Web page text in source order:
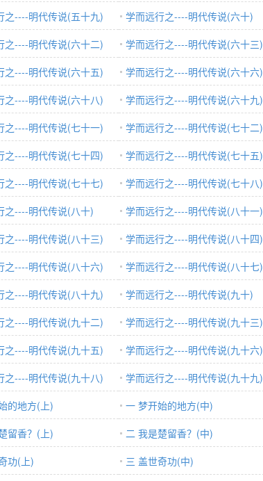
之----明代传说(五十九)
学而远行之----明代传说(六十)
之----明代传说(六十二)
学而远行之----明代传说(六十三)
之----明代传说(六十五)
学而远行之----明代传说(六十六)
之----明代传说(六十八)
学而远行之----明代传说(六十九)
之----明代传说(七十一)
学而远行之----明代传说(七十二)
之----明代传说(七十四)
学而远行之----明代传说(七十五)
之----明代传说(七十七)
学而远行之----明代传说(七十八)
之----明代传说(八十)
学而远行之----明代传说(八十一)
之----明代传说(八十三)
学而远行之----明代传说(八十四)
之----明代传说(八十六)
学而远行之----明代传说(八十七)
之----明代传说(八十九)
学而远行之----明代传说(九十)
之----明代传说(九十二)
学而远行之----明代传说(九十三)
之----明代传说(九十五)
学而远行之----明代传说(九十六)
之----明代传说(九十八)
学而远行之----明代传说(九十九)
的地方(上)
一 梦开始的地方(中)
留香？(上)
二 我是楚留香？(中)
功(上)
三 盖世奇功(中)